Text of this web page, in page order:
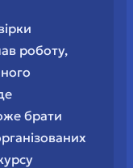
роботу,
брати